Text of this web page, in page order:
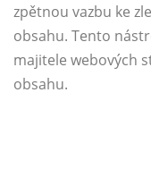
zpětnou vazbu ke
obsahu. Tento
majitele webových
obsahu.